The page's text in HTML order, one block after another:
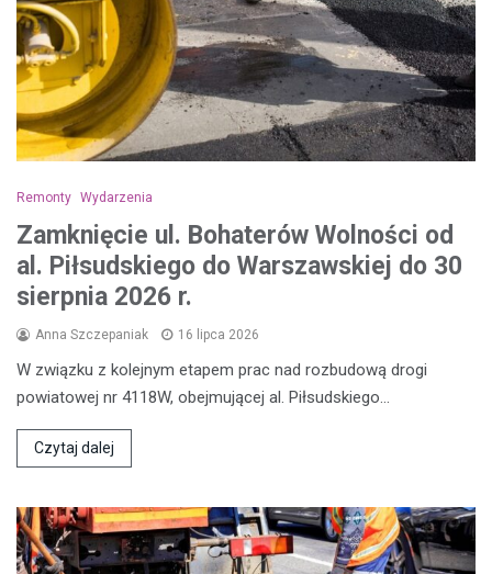
Remonty Wydarzenia
Zamknięcie ul. Bohaterów Wolności od
al. Piłsudskiego do Warszawskiej do 30
sierpnia 2026 r.
Anna Szczepaniak 16 lipca 2026
W związku z kolejnym etapem prac nad rozbudową drogi
powiatowej nr 4118W, obejmującej al. Piłsudskiego…
Czytaj dalej